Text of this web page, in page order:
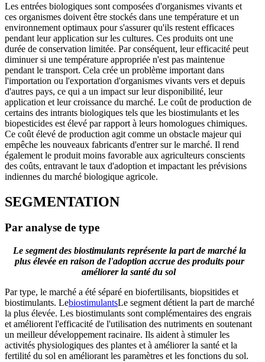
Les entrées biologiques sont composées d'organismes vivants et
ces organismes doivent être stockés dans une température et un
environnement optimaux pour s'assurer qu'ils restent efficaces
pendant leur application sur les cultures. Ces produits ont une
durée de conservation limitée. Par conséquent, leur efficacité peut
diminuer si une température appropriée n'est pas maintenue
pendant le transport. Cela crée un problème important dans
l'importation ou l'exportation d'organismes vivants vers et depuis
d'autres pays, ce qui a un impact sur leur disponibilité, leur
application et leur croissance du marché. Le coût de production de
certains des intrants biologiques tels que les biostimulants et les
biopesticides est élevé par rapport à leurs homologues chimiques.
Ce coût élevé de production agit comme un obstacle majeur qui
empêche les nouveaux fabricants d'entrer sur le marché. Il rend
également le produit moins favorable aux agriculteurs conscients
des coûts, entravant le taux d'adoption et impactant les prévisions
indiennes du marché biologique agricole.
SEGMENTATION
Par analyse de type
Le segment des biostimulants représente la part de marché la
plus élevée en raison de l'adoption accrue des produits pour
améliorer la santé du sol
Par type, le marché a été séparé en biofertilisants, biopsitides et
biostimulants. LebiostimulantsLe segment détient la part de marché
la plus élevée. Les biostimulants sont complémentaires des engrais
et améliorent l'efficacité de l'utilisation des nutriments en soutenant
un meilleur développement racinaire. Ils aident à stimuler les
activités physiologiques des plantes et à améliorer la santé et la
fertilité du sol en améliorant les paramètres et les fonctions du sol.